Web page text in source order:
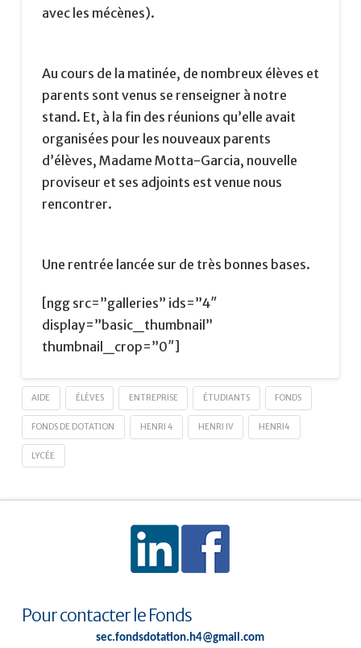
avec les mécènes).
Au cours de la matinée, de nombreux élèves et
parents sont venus se renseigner à notre
stand. Et, à la fin des réunions qu’elle avait
organisées pour les nouveaux parents
d’élèves, Madame Motta-Garcia, nouvelle
proviseur et ses adjoints est venue nous
rencontrer.
Une rentrée lancée sur de très bonnes bases.
[ngg src=”galleries” ids=”4″
display=”basic_thumbnail”
thumbnail_crop=”0″]
AIDE ÉLÈVES ENTREPRISE ÉTUDIANTS FONDS
FONDS DE DOTATION HENRI 4 HENRI IV HENRI4
LYCÉE
Pour contacter le Fonds
sec.fondsdotation.h4@gmail.com